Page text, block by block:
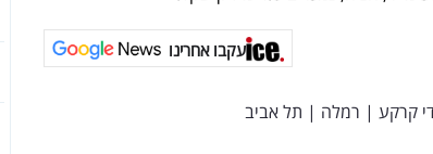
עקבו אחרינו
קרקע | רמלה | תל אביב